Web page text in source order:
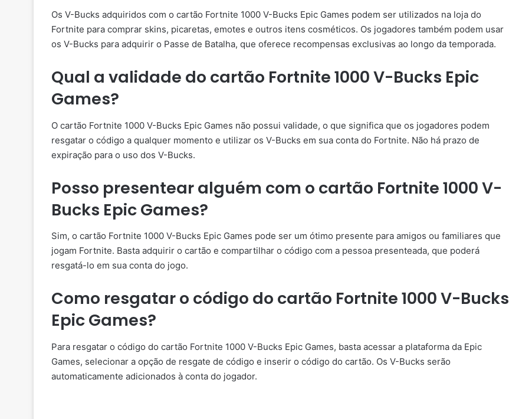
Os V-Bucks adquiridos com o cartão Fortnite 1000 V-Bucks Epic Games podem ser utilizados na loja do
Fortnite para comprar skins, picaretas, emotes e outros itens cosméticos. Os jogadores também podem usar
os V-Bucks para adquirir o Passe de Batalha, que oferece recompensas exclusivas ao longo da temporada.
Qual a validade do cartão Fortnite 1000 V-Bucks Epic
Games?
O cartão Fortnite 1000 V-Bucks Epic Games não possui validade, o que significa que os jogadores podem
resgatar o código a qualquer momento e utilizar os V-Bucks em sua conta do Fortnite. Não há prazo de
expiração para o uso dos V-Bucks.
Posso presentear alguém com o cartão Fortnite 1000 V-
Bucks Epic Games?
Sim, o cartão Fortnite 1000 V-Bucks Epic Games pode ser um ótimo presente para amigos ou familiares que
jogam Fortnite. Basta adquirir o cartão e compartilhar o código com a pessoa presenteada, que poderá
resgatá-lo em sua conta do jogo.
Como resgatar o código do cartão Fortnite 1000 V-Bucks
Epic Games?
Para resgatar o código do cartão Fortnite 1000 V-Bucks Epic Games, basta acessar a plataforma da Epic
Games, selecionar a opção de resgate de código e inserir o código do cartão. Os V-Bucks serão
automaticamente adicionados à conta do jogador.